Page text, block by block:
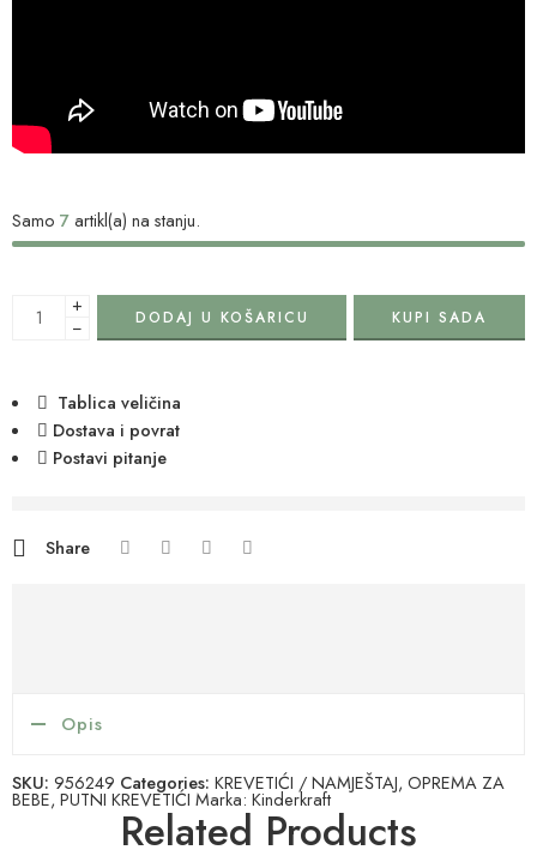
Samo 7artikl(a) na stanju.
+
−
DODAJ U KOŠARICU KUPI SADA
Tablica veličina
Dostava i povrat
Postavi pitanje
Share
Opis
SKU: 956249 Categories: KREVETIĆI / NAMJEŠTAJ, OPREMA ZA
BEBE, PUTNI KREVETIĆI Marka: Kinderkraft
Related Products